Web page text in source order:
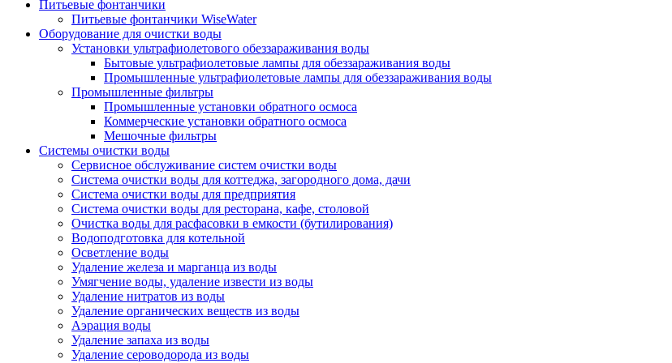
Питьевые фонтанчики
Питьевые фонтанчики WiseWater
Оборудование для очистки воды
Установки ультрафиолетового обеззараживания воды
Бытовые ультрафиолетовые лампы для обеззараживания воды
Промышленные ультрафиолетовые лампы для обеззараживания воды
Промышленные фильтры
Промышленные установки обратного осмоса
Коммерческие установки обратного осмоса
Мешочные фильтры
Системы очистки воды
Сервисное обслуживание систем очистки воды
Система очистки воды для коттеджа, загородного дома, дачи
Система очистки воды для предприятия
Система очистки воды для ресторана, кафе, столовой
Очистка воды для расфасовки в емкости (бутилирования)
Водоподготовка для котельной
Осветление воды
Удаление железа и марганца из воды
Умягчение воды, удаление извести из воды
Удаление нитратов из воды
Удаление органических веществ из воды
Аэрация воды
Удаление запаха из воды
Удаление сероводорода из воды